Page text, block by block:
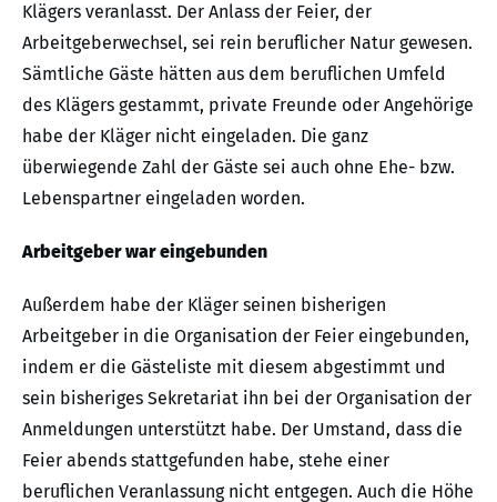
Klägers veranlasst. Der Anlass der Feier, der
Arbeitgeberwechsel, sei rein beruflicher Natur gewesen.
Sämtliche Gäste hätten aus dem beruflichen Umfeld
des Klägers gestammt, private Freunde oder Angehörige
habe der Kläger nicht eingeladen. Die ganz
überwiegende Zahl der Gäste sei auch ohne Ehe- bzw.
Lebenspartner eingeladen worden.
Arbeitgeber war eingebunden
Außerdem habe der Kläger seinen bisherigen
Arbeitgeber in die Organisation der Feier eingebunden,
indem er die Gästeliste mit diesem abgestimmt und
sein bisheriges Sekretariat ihn bei der Organisation der
Anmeldungen unterstützt habe. Der Umstand, dass die
Feier abends stattgefunden habe, stehe einer
beruflichen Veranlassung nicht entgegen. Auch die Höhe